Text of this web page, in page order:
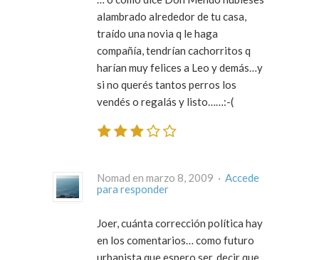
alambrado alrededor de tu casa,
traído una novia q le haga
compañía, tendrían cachorritos q
harían muy felices a Leo y demás…y
si no querés tantos perros los
vendés o regalás y listo……:-(
Nomad en marzo 8, 2009 · Accede
para responder
Joer, cuánta corrección política hay
en los comentarios… como futuro
urbanista que espero ser, decir que